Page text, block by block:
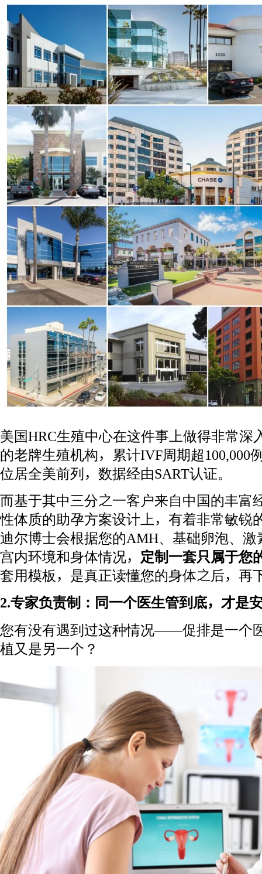
美国HRC生殖中心在这件事上做得非常深
的老牌生殖机构，累计IVF周期超100,000
位居全美前列，数据经由SART认证。
而基于其中三分之一客户来自中国的丰富
性体质的助孕方案设计上，有着非常敏锐
迪尔博士会根据您的AMH、基础卵泡、
宫内环境和身体情况， 定制一套只属于您
套用模板，是真正读懂您的身体之后，再
2.专家负责制：同一个医生管到底，才是
您有没有遇到过这种情况——促排是一个
植又是另一个？